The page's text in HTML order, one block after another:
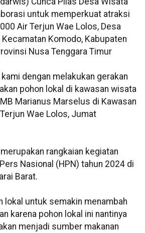
untuk memperkuat atraksi
Air Terjun Wae Lolos, Desa
Komodo, Kabupaten
Nusa Tenggara Timur
dengan melakukan gerakan
pohon lokal di kawasan wisata
Marianus Marselus di Kawasan
Wae Lolos, Jumat
rangkaian kegiatan
Nasional (HPN) tahun 2024 di
Barat.
lokal untuk semakin menambah
karena pohon lokal ini nantinya
menjadi sumber makanan